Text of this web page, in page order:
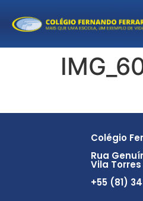
Colégio
Rua
Vila
+55 (81)